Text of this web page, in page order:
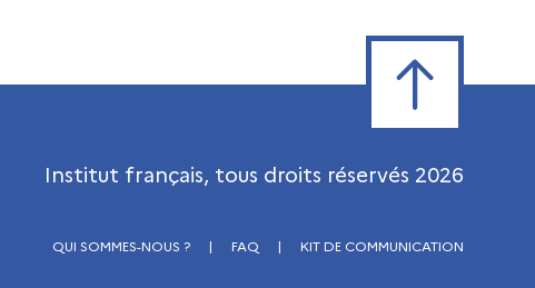
Institut français, tous droits réservés 2026
QUI SOMMES-NOUS ? | FAQ | KIT DE COMMUNICATION